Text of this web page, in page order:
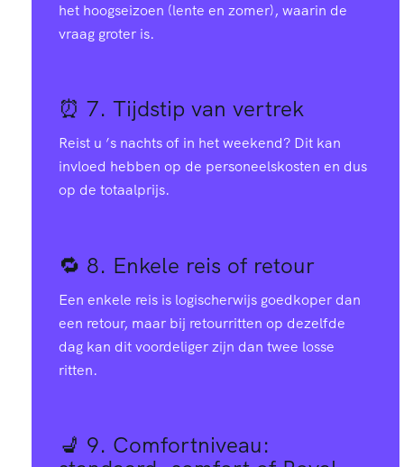
het hoogseizoen (lente en zomer), waarin de
vraag groter is.
⏰ 7. Tijdstip van vertrek
Reist u ’s nachts of in het weekend? Dit kan
invloed hebben op de personeelskosten en dus
op de totaalprijs.
🔁 8. Enkele reis of retour
Een enkele reis is logischerwijs goedkoper dan
een retour, maar bij retourritten op dezelfde
dag kan dit voordeliger zijn dan twee losse
ritten.
💺 9. Comfortniveau: